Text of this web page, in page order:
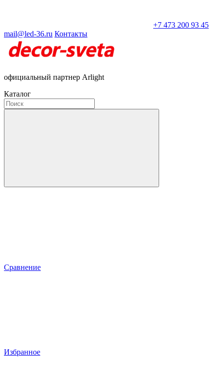
+7 473 200 93 45
mail@led-36.ru Контакты
официальный партнер Arlight
Каталог
Сравнение
Избранное